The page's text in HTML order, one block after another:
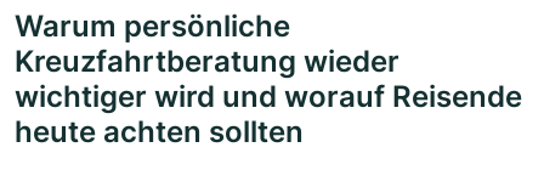
Warum persönliche
Kreuzfahrtberatung wieder
wichtiger wird und worauf Reisende
heute achten sollten